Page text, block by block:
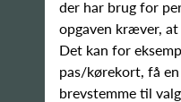
der har brug for
opgaven kræver,
Det kan for
pas/kørekort, få
brevstemme til